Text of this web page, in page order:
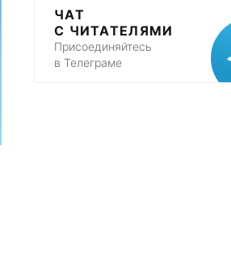
ЧАТ
С ЧИТАТЕЛЯМИ
Присоединяйтесь
в Телеграме